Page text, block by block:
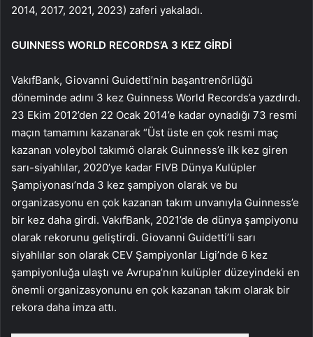
2014, 2017, 2021, 2023) zaferi yakaladı.
GUINNESS WORLD RECORDS’A 3 KEZ GİRDİ
VakıfBank, Giovanni Guidetti’nin başantrenörlüğü
döneminde adını 3 kez Guinness World Records’a yazdırdı.
23 Ekim 2012’den 22 Ocak 2014’e kadar oynadığı 73 resmi
maçın tamamını kazanarak “Üst üste en çok resmi maç
kazanan voleybol takımıö olarak Guinness’e ilk kez giren
sarı-siyahlılar, 2020’ye kadar FIVB Dünya Kulüpler
Şampiyonası’nda 3 kez şampiyon olarak ve bu
organizasyonu en çok kazanan takım unvanıyla Guinness’e
bir kez daha girdi. VakıfBank, 2021’de de dünya şampiyonu
olarak rekorunu geliştirdi. Giovanni Guidetti’li sarı
siyahlılar son olarak CEV Şampiyonlar Ligi’nde 6 kez
şampiyonluğa ulaştı ve Avrupa’nın kulüpler düzeyindeki en
önemli organizasyonunu en çok kazanan takım olarak bir
rekora daha imza attı.